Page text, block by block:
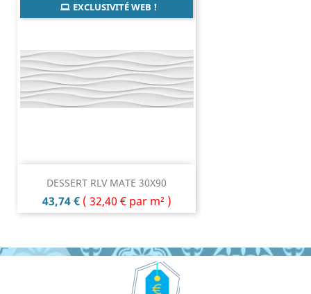
DESSERT RLV MATE 30X90
Prix
43,74 € ( 32,40 € par m² )
EXCLUSIVITÉ WEB !